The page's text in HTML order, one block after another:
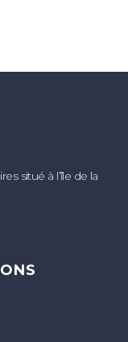
situé à l’île de la